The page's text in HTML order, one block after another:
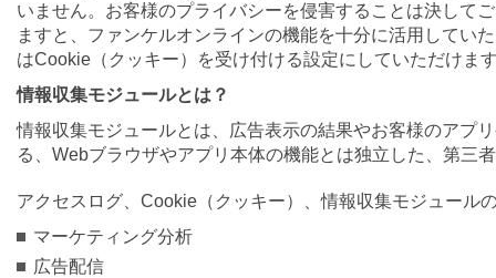
いません。お客様のプライバシーを侵害することは決して
ますと、ファンケルオンラインの機能を十分に活用してい
はCookie（クッキー）を受け付ける設定にしていただけま
情報収集モジュールとは？
情報収集モジュールとは、広告表示の結果やお客様のアプ
る、Webブラウザやアプリ本体の機能とは独立した、第三
アクセスログ、Cookie（クッキー）、情報収集モジュール
マーケティング分析
広告配信